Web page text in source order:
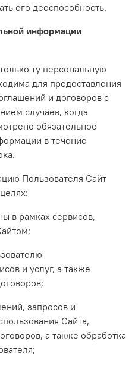
его дееспособность.
информации
ту персональную
для предоставления
и договоров с
случаев, когда
обязательное
в течение
Пользователя Сайт
в рамках сервисов,
и услуг, а также
запросов и
Сайта,
а также обработка